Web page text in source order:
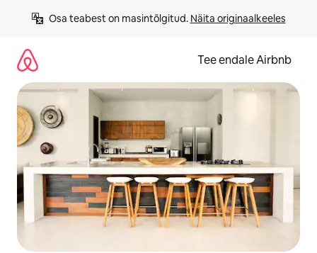
Osa teabest on masintõlgitud. Näita originaalkeeles
Tee endale Airbnb